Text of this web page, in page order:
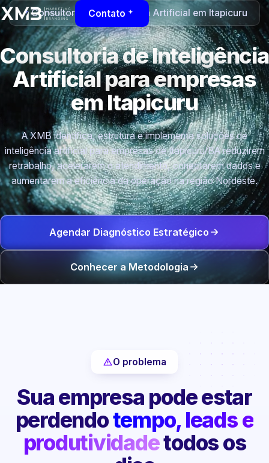
Contato
Consultoria de Inteligência Artificial em Itapicuru
Consultoria de Inteligência
Artificial para empresas
em Itapicuru
A XMB identifica, estrutura e implementa soluções de
inteligência artificial para empresas de Itapicuru/BA reduzirem
retrabalho, acelerarem o atendimento, conectarem dados e
aumentarem a eficiência da operação na região Nordeste.
Agendar Diagnóstico Estratégico
Conhecer a Metodologia
O problema
Sua empresa pode estar
perdendotempo, leads e
produtividadetodos os